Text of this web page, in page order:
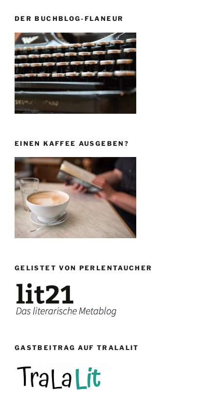
DER BUCHBLOG-FLANEUR
EINEN KAFFEE AUSGEBEN?
GELISTET VON PERLENTAUCHER
GASTBEITRAG AUF TRALALIT